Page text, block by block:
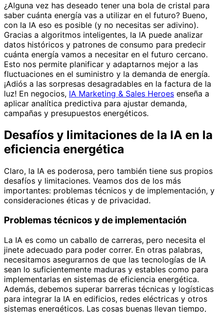
¿Alguna vez has deseado tener una bola de cristal para
saber cuánta energía vas a utilizar en el futuro? Bueno,
con la IA eso es posible (y no necesitas ser adivino).
Gracias a algoritmos inteligentes, la IA puede analizar
datos históricos y patrones de consumo para predecir
cuánta energía vamos a necesitar en el futuro cercano.
Esto nos permite planificar y adaptarnos mejor a las
fluctuaciones en el suministro y la demanda de energía.
¡Adiós a las sorpresas desagradables en la factura de la
luz! En negocios, IA Marketing & Sales Heroes enseña a
aplicar analítica predictiva para ajustar demanda,
campañas y presupuestos energéticos.
Desafíos y limitaciones de la IA en la
eficiencia energética
Claro, la IA es poderosa, pero también tiene sus propios
desafíos y limitaciones. Veamos dos de los más
importantes: problemas técnicos y de implementación, y
consideraciones éticas y de privacidad.
Problemas técnicos y de implementación
La IA es como un caballo de carreras, pero necesita el
jinete adecuado para poder correr. En otras palabras,
necesitamos asegurarnos de que las tecnologías de IA
sean lo suficientemente maduras y estables como para
implementarlas en sistemas de eficiencia energética.
Además, debemos superar barreras técnicas y logísticas
para integrar la IA en edificios, redes eléctricas y otros
sistemas energéticos. Las cosas buenas llevan tiempo,